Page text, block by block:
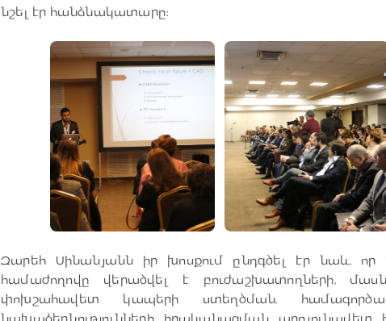
նշել էր հանձնակատարը։
Զարեհ Սինանյանն իր խոսքում ընդգծել էր նաև, որ
համաժողովը վերածվել է բուժաշխատողների,
փոխշահավետ կապերի ստեղծման,